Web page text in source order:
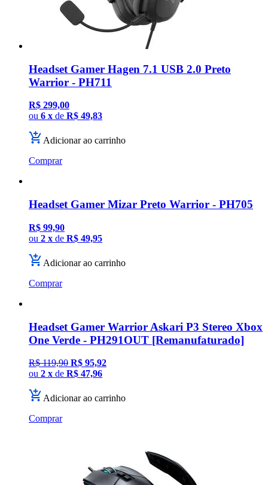
Headset Gamer Hagen 7.1 USB 2.0 Preto
Warrior - PH711
R$ 299,00
ou 6 x de R$ 49,83
Adicionar ao carrinho
Comprar
Headset Gamer Mizar Preto Warrior - PH705
R$ 99,90
ou 2 x de R$ 49,95
Adicionar ao carrinho
Comprar
Headset Gamer Warrior Askari P3 Stereo Xbox
One Verde - PH291OUT [Remanufaturado]
R$ 119,90 R$ 95,92
ou 2 x de R$ 47,96
Adicionar ao carrinho
Comprar